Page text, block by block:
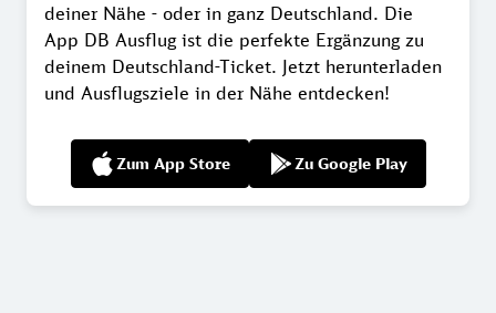
deiner Nähe - oder in ganz Deutschland. Die
App DB Ausflug ist die perfekte Ergänzung zu
deinem Deutschland-Ticket. Jetzt herunterladen
und Ausflugsziele in der Nähe entdecken!
Zum App Store Zu Google Play